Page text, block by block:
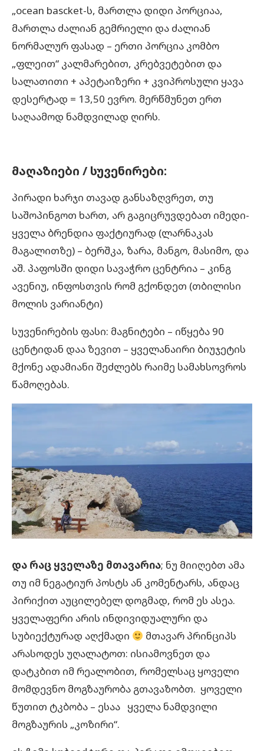
„ocean bascket-ს, მართლა დიდი პორციაა,
მართლა ძალიან გემრიელი და ძალიან
ნორმალურ ფასად – ერთი პორცია კომბო
„ფლეით“ კალმარებით, კრებვეტებით და
სალათითი + აპეტაიზერი + კვიპროსული ყავა
დესერტად = 13,50 ევრო. მერწმუნეთ ერთ
საღაამოდ ნამდვილად ღირს.
მაღაზიები / სუვენირები:
პირადი ხარჯი თავად განსაზღვრეთ, თუ
საშოპინგოთ ხართ, არ გაგიცრუვდებათ იმედი-
ყველა ბრენდია ფაქტიურად (ლარნაკას
მაგალითზე) – ბერშკა, ზარა, მანგო, მასიმო, და
აშ. პაფოსში დიდი სავაჭრო ცენტრია – კინგ
ავენიუ, ინფოსთვის რომ გქონდეთ (თბილისი
მოლის ვარიანტი)
სუვენირების ფასი: მაგნიტები – იწყება 90
ცენტიდან დაა ზევით – ყველანაირი ბიუჯეტის
მქონე ადამიანი შეძლებს რაიმე სამახსოვროს
წამოღებას.
და რაც ყველაზე მთავარია; ნუ მიიღებთ ამა
თუ იმ ნეგატიურ პოსტს ან კომენტარს, ანდაც
პირიქით აუცილებელ დოგმად, რომ ეს ასეა.
ყველაფერი არის ინდივიდუალური და
სუბიექტურად აღქმადი
მთავარ პრინციპს
არასოდეს უღალატოთ: ისიამოვნეთ და
დატკბით იმ რეალობით, რომელსაც ყოველი
მომდევნო მოგზაურობა გთავაზობთ. ყოველი
წუთით ტკბობა – ესაა ყველა ნამდვილი
მოგზაურის „კოზირი“.